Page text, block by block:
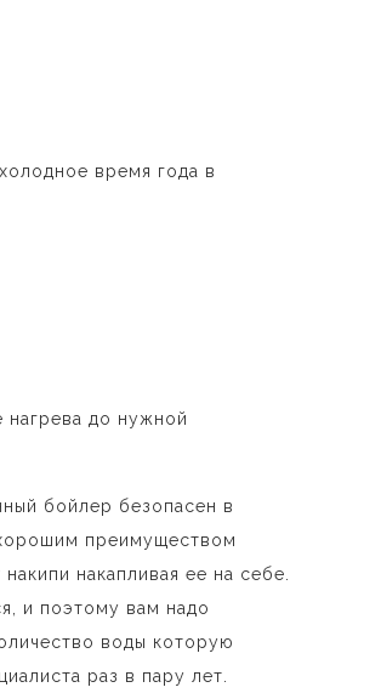
время года в
нагрева до нужной
бойлер безопасен в
преимуществом
накапливая ее на себе.
и поэтому вам надо
воды которую
раз в пару лет.